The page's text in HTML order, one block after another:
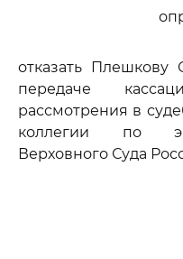
отказать
передаче
рассмотрения в
коллегии по
Верховного Суда